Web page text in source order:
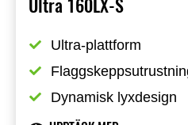
Ultra 160LX-S
Ultra-plattform
Dynamisk lyxdesign